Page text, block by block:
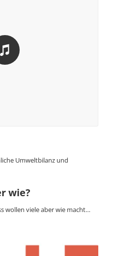
Umweltbilanz und
wie?
wollen viele aber wie macht…